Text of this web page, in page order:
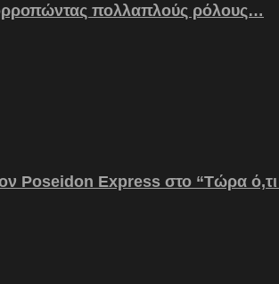
πολλαπλούς ρόλους…
Poseidon Express στο “Τώρα ό,τι